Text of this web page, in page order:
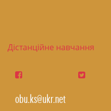
Дістанційне навчання
obu.ks@ukr.net